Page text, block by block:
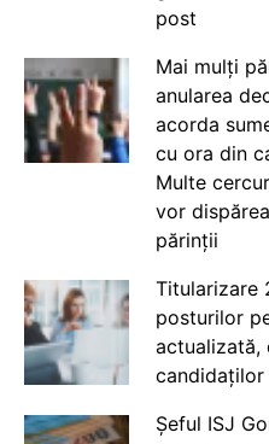
post
Mai mulți
anularea
acorda
cu ora din
Multe
vor
părinții
Titularizare
posturilor
actualizată,
Șeful ISJ